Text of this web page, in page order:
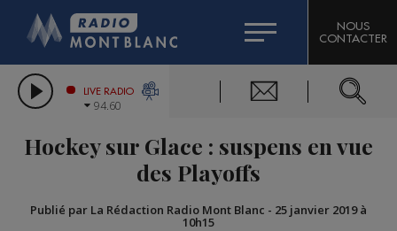
LES CHRONIQUES DE L'EXPERT
CITIZEN MACHINERY
GRAND MASSIF DOMAINES SKIABLES
BIGARD
COMPAGNIE DU MONT-BLANC
NOUS
CONTACTER
LIVE RADIO
94.60
Hockey sur Glace : suspens en vue
des Playoffs
Publié par La Rédaction Radio Mont Blanc - 25 janvier 2019 à
10h15